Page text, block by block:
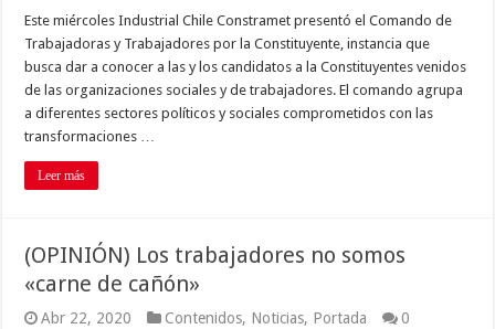
Este miércoles Industrial Chile Constramet presentó el Comando de
Trabajadoras y Trabajadores por la Constituyente, instancia que
busca dar a conocer a las y los candidatos a la Constituyentes venidos
de las organizaciones sociales y de trabajadores. El comando agrupa
a diferentes sectores políticos y sociales comprometidos con las
transformaciones …
Leer más
(OPINIÓN) Los trabajadores no somos
«carne de cañón»
Abr 22, 2020 Contenidos, Noticias, Portada 0